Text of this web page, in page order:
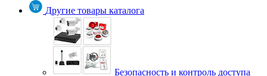
Другие товары каталога
Безопасность и контроль доступа